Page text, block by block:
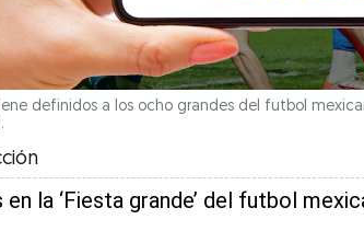
definidos a los ocho grandes del futbol
en la ‘Fiesta grande’ del futbol